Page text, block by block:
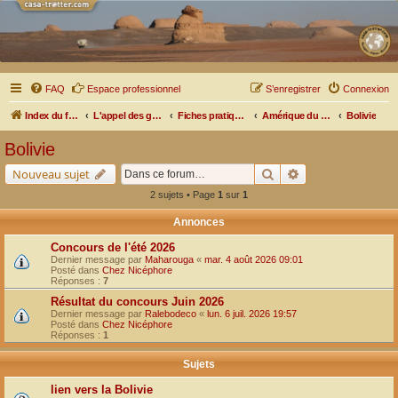
FAQ Espace professionnel Connexion
S’enregistrer
Index du forum L'appel des grands espaces Fiches pratiques par pays, pistes et bivouacs Amérique du Sud Bolivie
Bolivie
Nouveau sujet Rechercher
2 sujets • Page 1 sur 1
Annonces
Concours de l'été 2026
Dernier message par Maharouga « mar. 4 août 2026 09:01
Posté dans Chez Nicéphore
Réponses : 7
Résultat du concours Juin 2026
Dernier message par Ralebodeco « lun. 6 juil. 2026 19:57
Posté dans Chez Nicéphore
Réponses : 1
Sujets
lien vers la Bolivie